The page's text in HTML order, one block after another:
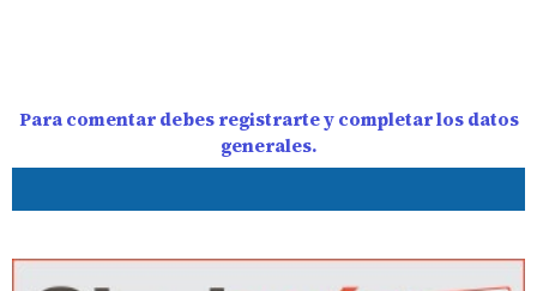
Para comentar debes registrarte y completar los datos
generales.